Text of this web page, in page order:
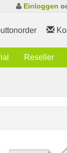
Einloggen
Reseller